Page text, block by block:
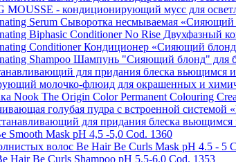
- кондиционирующий мусс для
Serum Сыворотка несмываемая «Сияющий
Biphasic Conditioner No Rise Двухфазный
Conditioner Кондиционер «Сияющий
Shampoo Шампунь "Сияющий блонд" для
для придания блеска вьющимся
молочко-флюид для окрашенных и
Nook The Origin Color Permanent Colouring
голубая пудра с встроенной системой
для придания блеска
Smooth Mask pH 4,5 -5,0 Cod. 1360
волос Be Hair Be Curls Mask pH 4.5 - 5
Hair Be Curls Shampoo pH 5.5-6.0 Cod. 1353